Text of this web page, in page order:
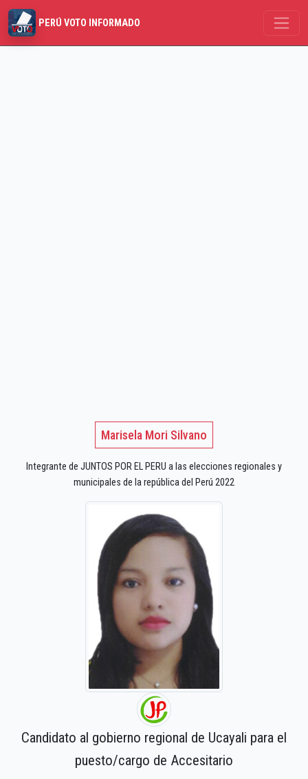
PERÚ VOTO INFORMADO
Marisela Mori Silvano
Integrante de JUNTOS POR EL PERU a las elecciones regionales y
municipales de la república del Perú 2022
Candidato al gobierno regional de Ucayali para el
puesto/cargo de Accesitario